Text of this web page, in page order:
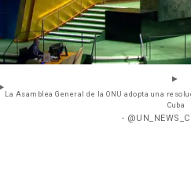
La Asamblea General de la ONU adopta una
Cuba
-